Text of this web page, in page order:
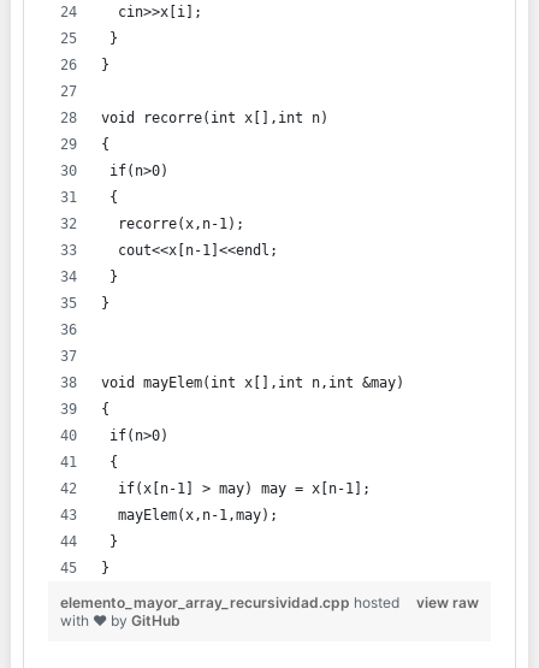
  cin>>x[i];
}
}
void recorre(int x[],int n)
{
if(n>0)
{
  recorre(x,n-1);
  cout<<x[n-1]<<endl;
}
}
void mayElem(int x[],int n,int &may)
{
if(n>0)
{
  if(x[n-1] > may) may = x[n-1];
  mayElem(x,n-1,may);
}
}
view raw
elemento_mayor_array_recursividad.cpp hosted
with ❤ by GitHub